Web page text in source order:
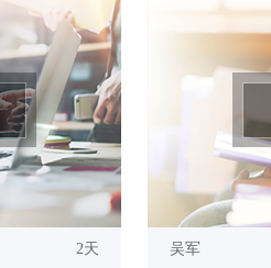
2天 吴军